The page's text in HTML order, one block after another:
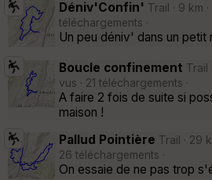
Déniv'Confin' Trail · 9 km
téléchargements ·
Un peu déniv' dans un petit
Boucle confinement Trail
vus · 21 téléchargements ·
A faire 2 fois de suite si
maison !
Pallud Pointière Trail · 29
26 téléchargements ·
On essaie de ne pas trop